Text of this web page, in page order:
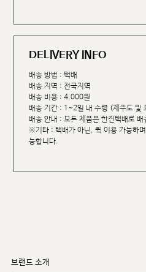
DELIVERY INFO
배송 방법 : 택배
배송 지역 : 전국지역
배송 비용 : 4,000원
배송 기간 : 1~2일 내 수령 (제주도 및
배송 안내 : 모든 제품은 한진택배로 배
※기타 : 택배가 아닌, 퀵 이용 가능하
능합니다.
브랜드 소개